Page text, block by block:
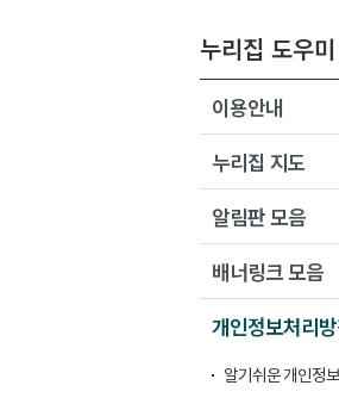
누리집 도우미
이용안내
누리집 지도
알림판 모음
배너링크 모음
개인정보처리
알기쉬운 개인정